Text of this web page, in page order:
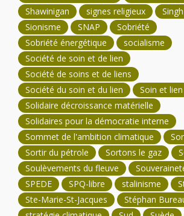
Shawinigan
signes religieux Singh
Sionisme
SNAP
Sobriété
Sobriété énergétique
socialisme
Société de soin et de lien
Société de soins et de liens
Société du soin et du lien
Soin et lien
Solidaire décroissance matérielle
Solidaires pour la démocratie interne
Sommet de l'ambition climatique
Sortir du pétrole
Sortons le gaz
Soulèvements du fleuve
SPEDE
SPQ-libre stalinisme
Ste-Marie-St-Jacques
Stéphan